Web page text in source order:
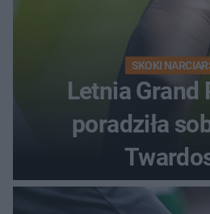
SKOKI
Letnia Grand
poradziła